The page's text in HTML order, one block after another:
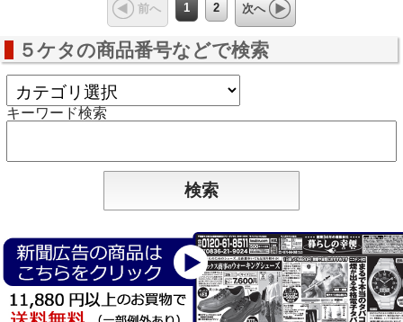
前へ 1 2 次へ
５ケタの商品番号などで検索
キーワード検索